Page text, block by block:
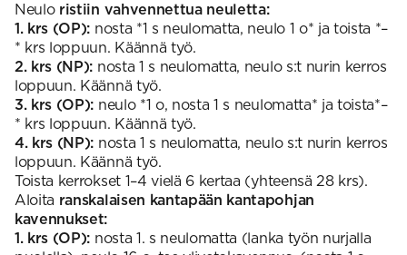
Neulo ristiin vahvennettua neuletta:
1. krs (OP): nosta *1 s neulomatta, neulo 1 o* ja toista *–
* krs loppuun. Käännä työ.
2. krs (NP): nosta 1 s neulomatta, neulo s:t nurin kerros
loppuun. Käännä työ.
3. krs (OP): neulo *1 o, nosta 1 s neulomatta* ja toista*–
* krs loppuun. Käännä työ.
4. krs (NP): nosta 1 s neulomatta, neulo s:t nurin kerros
loppuun. Käännä työ.
Toista kerrokset 1–4 vielä 6 kertaa (yhteensä 28 krs).
Aloita ranskalaisen kantapään kantapohjan
kavennukset:
1. krs (OP): nosta 1. s neulomatta (lanka työn nurjalla